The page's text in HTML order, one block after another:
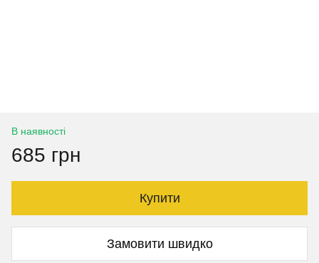
В наявності
685 грн
Купити
Замовити швидко